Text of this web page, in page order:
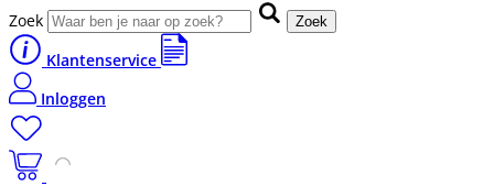
Zoek Zoek
Klantenservice
Inloggen